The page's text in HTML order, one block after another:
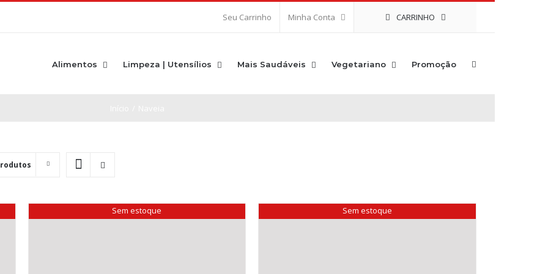
Seu Carrinho Minha Conta CARRINHO
Alimentos Limpeza | Utensílios Mais Saudáveis Vegetariano Promoção
Sem estoque Sem estoque